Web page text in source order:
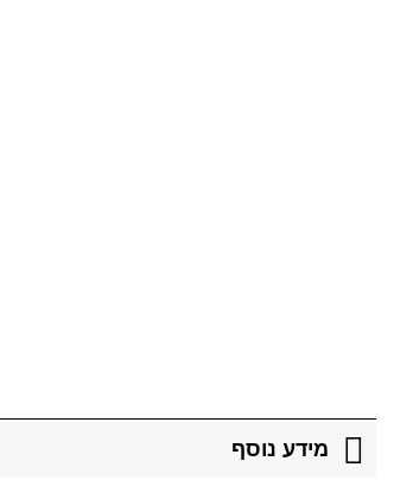
מידע נוסף